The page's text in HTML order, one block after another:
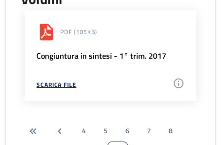
PDF (105KB)
Congiuntura in sintesi - 1° trim. 2017
SCARICA FILE
4 5 6 7
8